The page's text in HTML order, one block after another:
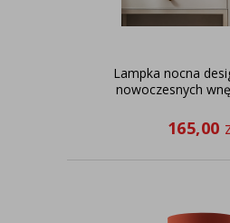
Lampka nocna
nowoczesnych
165,00